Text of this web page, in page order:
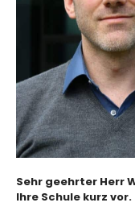
Sehr geehrter Herr
Ihre Schule kurz vor.